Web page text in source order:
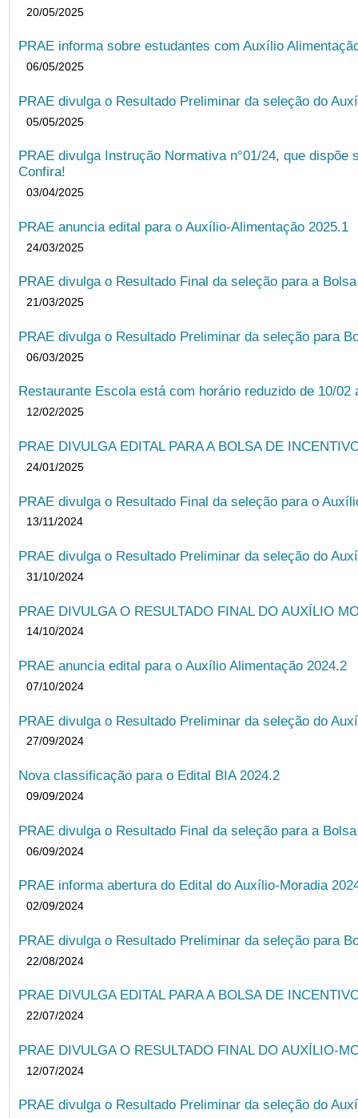
20/05/2025
PRAE informa sobre estudantes com Auxílio
06/05/2025
PRAE divulga o Resultado Preliminar da seleção do
05/05/2025
PRAE divulga Instrução Normativa n°01/24, que
Confira!
03/04/2025
PRAE anuncia edital para o Auxílio-Alimentação 2025.1
24/03/2025
PRAE divulga o Resultado Final da seleção para a
21/03/2025
PRAE divulga o Resultado Preliminar da seleção para
06/03/2025
Restaurante Escola está com horário reduzido de 10/
12/02/2025
PRAE DIVULGA EDITAL PARA A BOLSA DE
24/01/2025
PRAE divulga o Resultado Final da seleção para o
13/11/2024
PRAE divulga o Resultado Preliminar da seleção do
31/10/2024
PRAE DIVULGA O RESULTADO FINAL DO AUXÍLIO
14/10/2024
PRAE anuncia edital para o Auxílio Alimentação 2024.2
07/10/2024
PRAE divulga o Resultado Preliminar da seleção do
27/09/2024
Nova classificação para o Edital BIA 2024.2
09/09/2024
PRAE divulga o Resultado Final da seleção para a
06/09/2024
PRAE informa abertura do Edital do Auxílio-Moradia
02/09/2024
PRAE divulga o Resultado Preliminar da seleção para
22/08/2024
PRAE DIVULGA EDITAL PARA A BOLSA DE
22/07/2024
PRAE DIVULGA O RESULTADO FINAL DO AUXÍLIO-
12/07/2024
PRAE divulga o Resultado Preliminar da seleção do